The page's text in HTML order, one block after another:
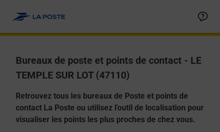
Bureaux de poste et points de contact - LE
TEMPLE SUR LOT (47110)
Retrouvez tous les bureaux de Poste et points de
contact La Poste ou utilisez l'outil de localisation pour
visualiser les points les plus proches de chez vous.